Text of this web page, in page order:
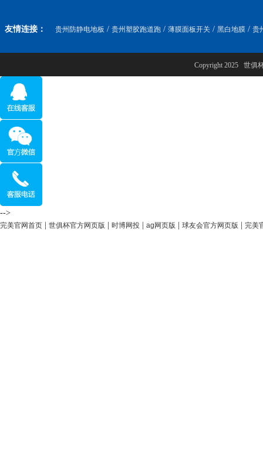
友情连接： 贵州防静电地板 / 贵州塑胶跑道跑 / 薄膜面板开关 / 黑白地膜 / 贵
Copyright 2025 世
-->
完美官网首页 世俱杯官方网页版 时博网投 ag网页版 球友会官方网页版 完美